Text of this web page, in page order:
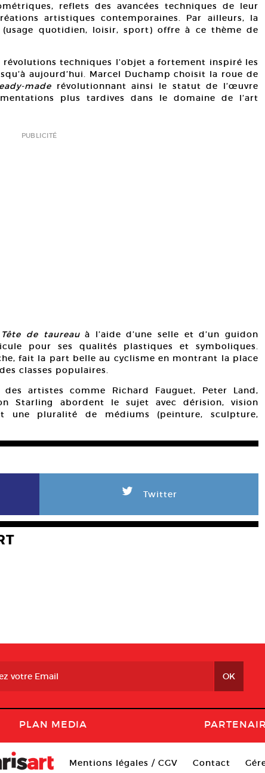
reflets des avancées techniques de leur
artistiques contemporaines. Par ailleurs, la
quotidien, loisir, sport) offre à ce thème de
techniques l’objet a fortement inspiré les
aujourd’hui. Marcel Duchamp choisit la roue de
made révolutionnant ainsi le statut de l’œuvre
plus tardives dans le domaine de l’art
PUBLICITÉ
Tête de taureauà l’aide d’une selle et d’un guidon
pour ses qualités plastiques et symboliques.
fait la part belle au cyclisme en montrant la place
classes populaires.
artistes comme Richard Fauguet, Peter Land,
Starling abordent le sujet avec dérision, vision
une pluralité de médiums (peinture, sculpture,
L Twitter
PLAN MEDIA
Mentions légales / CGV Contact